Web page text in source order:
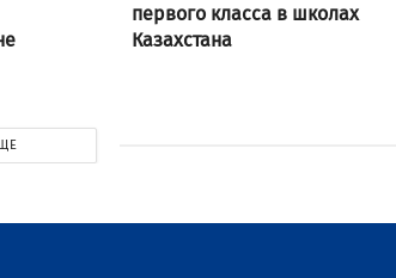
первого класса в школах
Казахстана